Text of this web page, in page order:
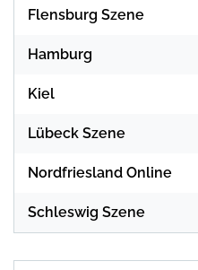
Flensburg Szene
Hamburg
Kiel
Lübeck Szene
Nordfriesland Online
Schleswig Szene